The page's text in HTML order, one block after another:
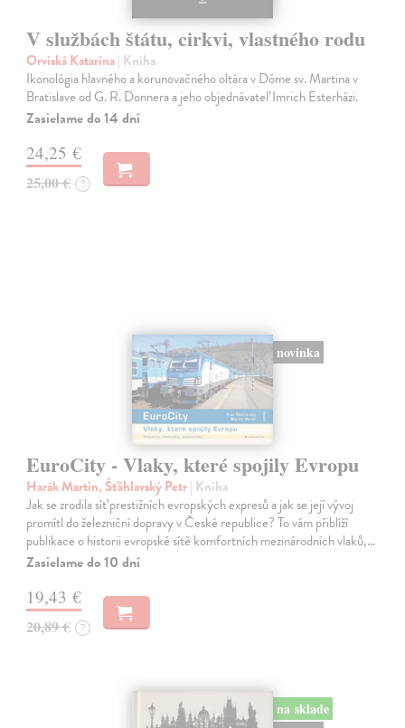
V službách štátu, cirkvi, vlastného rodu
Orviská Katarína| Kniha
Ikonológia hlavného a korunovačného oltára v Dóme sv. Martina v
Bratislave od G. R. Donnera a jeho objednávateľ Imrich Esterházi.
Zasielame do 14 dní
24,25 €
25,00 € ?
novinka
EuroCity - Vlaky, které spojily Evropu
Harák Martin, Šťáhlavský Petr| Kniha
Jak se zrodila síť prestižních evropských expresů a jak se její vývoj
promítl do železniční dopravy v České republice? To vám přiblíží
publikace o historii evropské sítě komfortních mezinárodních vlaků,…
Zasielame do 10 dní
19,43 €
20,89 € ?
na sklade